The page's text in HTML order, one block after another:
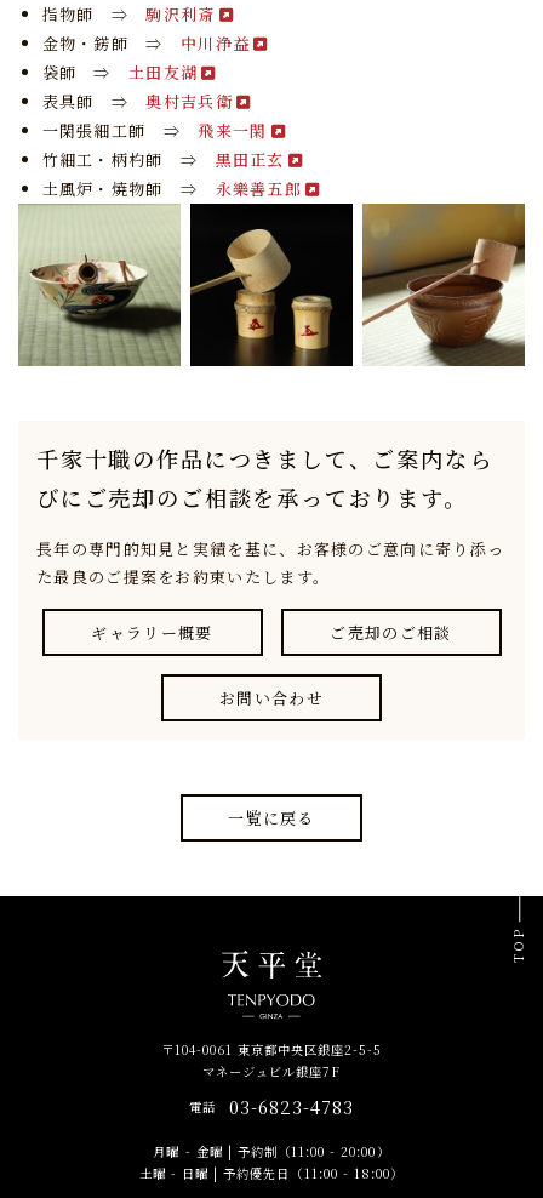
指物師 ⇒駒沢利斎
金物・錺師 ⇒ 中川浄益
袋師 ⇒ 土田友湖
表具師 ⇒奥村吉兵衛
一閑張細工師 ⇒飛来一閑
竹細工・柄杓師 ⇒ 黒田正玄
土風炉・焼物師 ⇒ 永樂善五郎
千家十職の作品につきまして、 ご案内なら
びにご売却のご相談を承っております。
長年の専門的知見と実績を基に、 お客様のご意向に寄り添っ
た最良のご提案をお約束いたします。
ギャラリー概要 ご売却のご相談
お問い合わせ
一覧に戻る
〒104-0061 東京都中央区銀座2-5-5
マネージュビル銀座7F
電話
03-6823-4783
月曜 - 金曜 | 予約制（11:00 - 20:00）
土曜 - 日曜 |予約優先日（11:00 - 18:00）
TOP